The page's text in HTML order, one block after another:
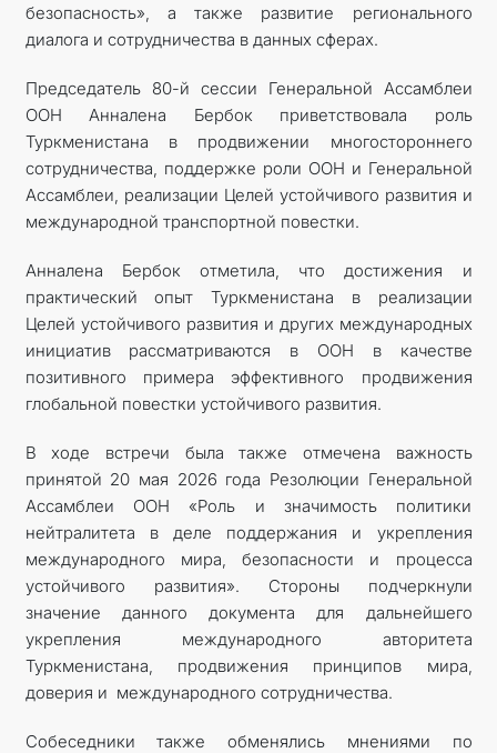
безопасность», а также развитие регионального
диалога и сотрудничества в данных сферах.
Председатель 80-й сессии Генеральной Ассамблеи
ООН Анналена Бербок приветствовала роль
Туркменистана в продвижении многостороннего
сотрудничества, поддержке роли ООН и Генеральной
Ассамблеи, реализации Целей устойчивого развития и
международной транспортной повестки.
Анналена Бербок отметила, что достижения и
практический опыт Туркменистана в реализации
Целей устойчивого развития и других международных
инициатив рассматриваются в ООН в качестве
позитивного примера эффективного продвижения
глобальной повестки устойчивого развития.
В ходе встречи была также отмечена важность
принятой 20 мая 2026 года Резолюции Генеральной
Ассамблеи ООН «Роль и значимость политики
нейтралитета в деле поддержания и укрепления
международного мира, безопасности и процесса
устойчивого развития». Стороны подчеркнули
значение данного документа для дальнейшего
укрепления международного авторитета
Туркменистана, продвижения принципов мира,
доверия и международного сотрудничества.
Собеседники также обменялись мнениями по